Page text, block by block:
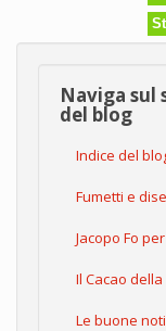
Naviga sul
del blog
Indice del
Fumetti e
Jacopo Fo
Il Cacao
Le buone